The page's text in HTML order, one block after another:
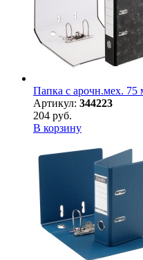
Папка с арочн.мех.
Артикул: 344223
204 руб.
В корзину